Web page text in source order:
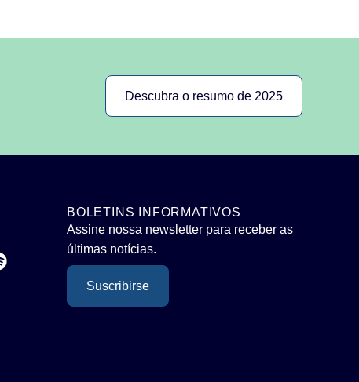
Descubra o resumo de 2025
BOLETINS INFORMATIVOS
Assine nossa newsletter para receber as
últimas notícias.
Suscribirse